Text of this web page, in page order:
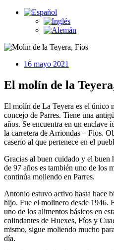
16 mayo 2021
El molín de la
El molín de La Teyera es el único
concejo de Parres. Tiene una
años. Se encuentra en un enclave
la carretera de Arriondas – Fíos.
caserío al que pertenece en el
Gracias al buen cuidado y el buen
de 97 años es también uno de los
continúa moliendo en Parres.
Antonio estuvo activo hasta hace
hijo. Fue el molinero desde 1946.
uno de los alimentos básicos en
colindantes de Huexes, Fíos y
mismo, sigue moliendo mucho
día.